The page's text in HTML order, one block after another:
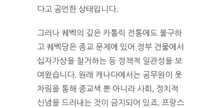
다고 공언한 상태입니다.
그러나 퀘벡의 깊은 카톨릭 전통에도 불구하
고 퀘벡당은 종교 문제에 있어 정부 건물에서
십자가상을 철거하는 등 정책적 일관성을 보
여왔습니다. 원래 캐나다에서는 공무원이 옷
차림을 통해 종교색 뿐 아니라 사회, 정치적
신념을 드러내는 것이 금지되어 있죠. 프랑스